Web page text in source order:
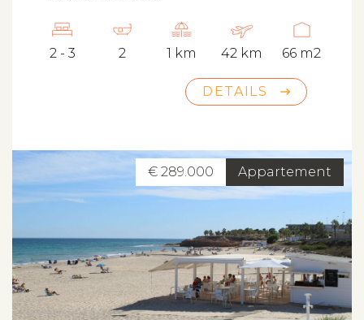
2 - 3 2 1 km 42 km 66 m2
DETAILS
Appartement
€ 289.000